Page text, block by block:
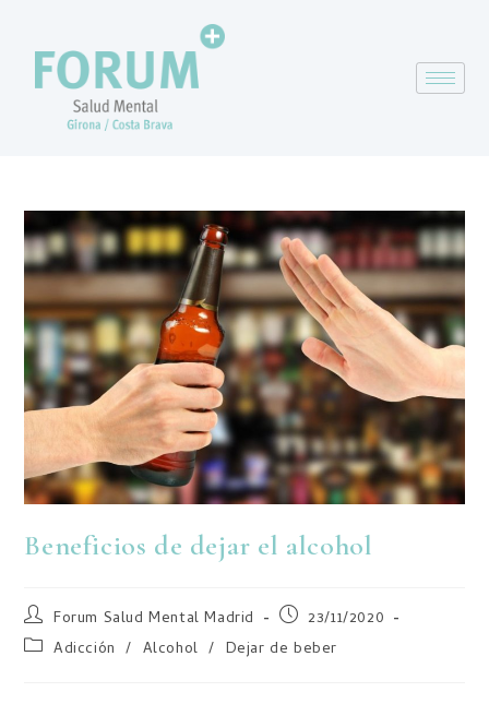
Beneficios de dejar el alcohol
Forum Salud Mental Madrid
23/11/2020
Adicción / Alcohol / Dejar de beber